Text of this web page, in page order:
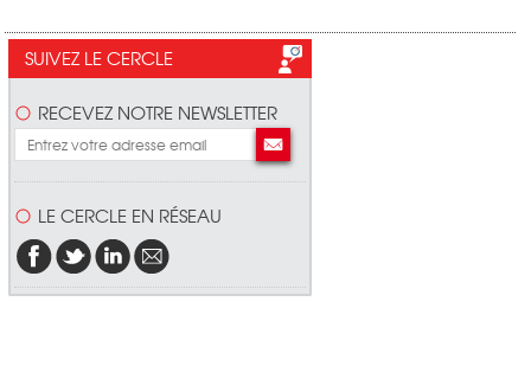
SUIVEZ LE CERCLE
RECEVEZ NOTRE NEWSLETTER
LE CERCLE EN RÉSEAU